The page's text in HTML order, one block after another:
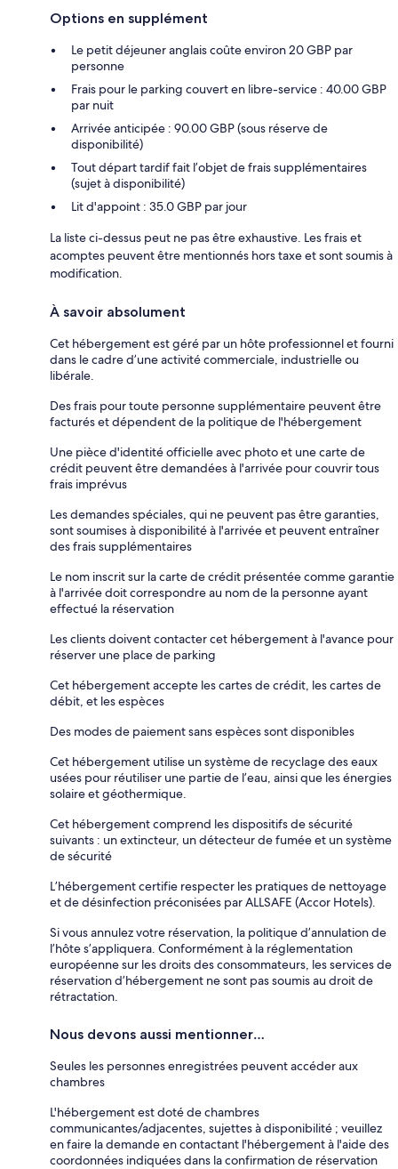
Options en supplément
Le petit déjeuner anglais coûte environ 20 GBP par
personne
Frais pour le parking couvert en libre-service : 40.00 GBP
par nuit
Arrivée anticipée : 90.00 GBP (sous réserve de
disponibilité)
Tout départ tardif fait l’objet de frais supplémentaires
(sujet à disponibilité)
Lit d'appoint : 35.0 GBP par jour
La liste ci-dessus peut ne pas être exhaustive. Les frais et
acomptes peuvent être mentionnés hors taxe et sont soumis à
modification.
À savoir absolument
Cet hébergement est géré par un hôte professionnel et fourni
dans le cadre d’une activité commerciale, industrielle ou
libérale.
Des frais pour toute personne supplémentaire peuvent être
facturés et dépendent de la politique de l'hébergement
Une pièce d'identité officielle avec photo et une carte de
crédit peuvent être demandées à l'arrivée pour couvrir tous
frais imprévus
Les demandes spéciales, qui ne peuvent pas être garanties,
sont soumises à disponibilité à l'arrivée et peuvent entraîner
des frais supplémentaires
Le nom inscrit sur la carte de crédit présentée comme garantie
à l'arrivée doit correspondre au nom de la personne ayant
effectué la réservation
Les clients doivent contacter cet hébergement à l'avance pour
réserver une place de parking
Cet hébergement accepte les cartes de crédit, les cartes de
débit, et les espèces
Des modes de paiement sans espèces sont disponibles
Cet hébergement utilise un système de recyclage des eaux
usées pour réutiliser une partie de l’eau, ainsi que les énergies
solaire et géothermique.
Cet hébergement comprend les dispositifs de sécurité
suivants : un extincteur, un détecteur de fumée et un système
de sécurité
L’hébergement certifie respecter les pratiques de nettoyage
et de désinfection préconisées par ALLSAFE (Accor Hotels).
Si vous annulez votre réservation, la politique d’annulation de
l’hôte s’appliquera. Conformément à la réglementation
européenne sur les droits des consommateurs, les services de
réservation d’hébergement ne sont pas soumis au droit de
rétractation.
Nous devons aussi mentionner…
Seules les personnes enregistrées peuvent accéder aux
chambres
L'hébergement est doté de chambres
communicantes/adjacentes, sujettes à disponibilité ; veuillez
en faire la demande en contactant l'hébergement à l'aide des
coordonnées indiquées dans la confirmation de réservation